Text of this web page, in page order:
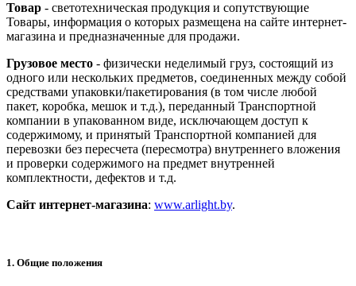
Товар - светотехническая продукция и сопутствующие
Товары, информация о которых размещена на сайте интернет-
магазина и предназначенные для продажи.
Грузовое место - физически неделимый груз, состоящий из
одного или нескольких предметов, соединенных между собой
средствами упаковки/пакетирования (в том числе любой
пакет, коробка, мешок и т.д.), переданный Транспортной
компании в упакованном виде, исключающем доступ к
содержимому, и принятый Транспортной компанией для
перевозки без пересчета (пересмотра) внутреннего вложения
и проверки содержимого на предмет внутренней
комплектности, дефектов и т.д.
Сайт интернет-магазина: www.arlight.by.
1. Общие положения